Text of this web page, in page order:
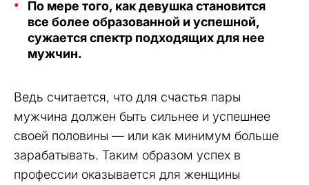
По мере того, как девушка становится
все более образованной и успешной,
сужается спектр подходящих для нее
мужчин.
Ведь считается, что для счастья пары
мужчина должен быть сильнее и успешнее
своей половины — или как минимум больше
зарабатывать. Таким образом успех в
профессии оказывается для женщины